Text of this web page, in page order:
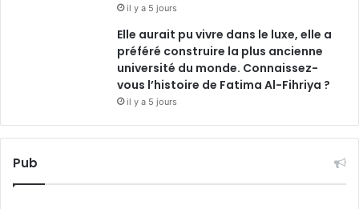
il y a 5 jours
Elle aurait pu vivre dans le luxe, elle a
préféré construire la plus ancienne
université du monde. Connaissez-
vous l’histoire de Fatima Al-Fihriya ?
il y a 5 jours
Pub